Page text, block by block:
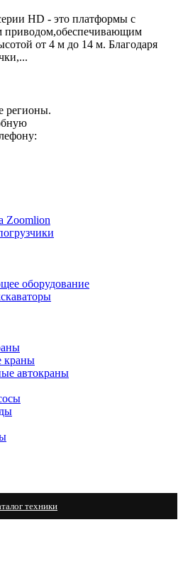
HD - это платформы с
приводом,обеспечивающим
от 4 м до 14 м. Благодаря
регионы.
Zoomlion
оборудование
краны
автокраны
техники